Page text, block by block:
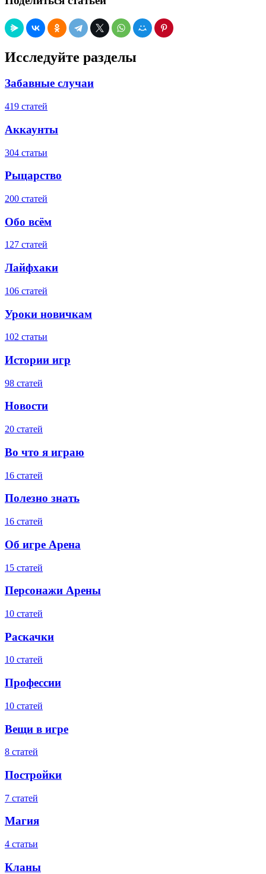
Исследуйте разделы
Забавные случаи
419 статей
Аккаунты
304 статьи
Рыцарство
200 статей
Обо всём
127 статей
Лайфхаки
106 статей
Уроки новичкам
102 статьи
Истории игр
98 статей
Новости
20 статей
Во что я играю
16 статей
Полезно знать
16 статей
Об игре Арена
15 статей
Персонажи Арены
10 статей
Раскачки
10 статей
Профессии
10 статей
Вещи в игре
8 статей
Постройки
7 статей
Магия
4 статьи
Кланы